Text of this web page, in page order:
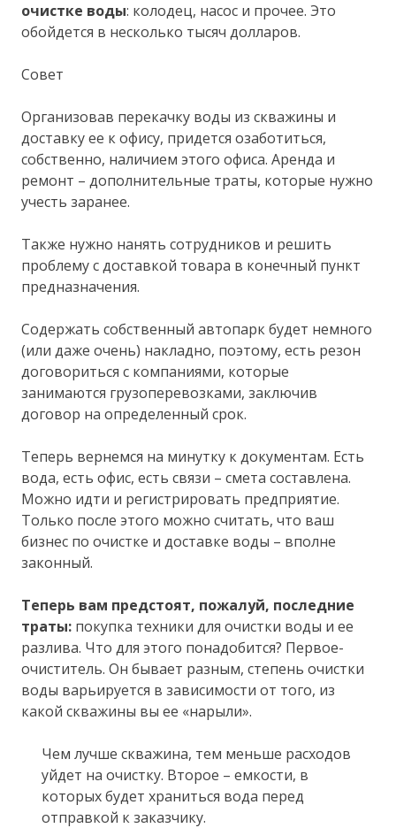
очистке воды: колодец, насос и прочее. Это
обойдется в несколько тысяч долларов.
Совет
Организовав перекачку воды из скважины и
доставку ее к офису, придется озаботиться,
собственно, наличием этого офиса. Аренда и
ремонт – дополнительные траты, которые нужно
учесть заранее.
Также нужно нанять сотрудников и решить
проблему с доставкой товара в конечный пункт
предназначения.
Содержать собственный автопарк будет немного
(или даже очень) накладно, поэтому, есть резон
договориться с компаниями, которые
занимаются грузоперевозками, заключив
договор на определенный срок.
Теперь вернемся на минутку к документам. Есть
вода, есть офис, есть связи – смета составлена.
Можно идти и регистрировать предприятие.
Только после этого можно считать, что ваш
бизнес по очистке и доставке воды – вполне
законный.
Теперь вам предстоят, пожалуй, последние
траты: покупка техники для очистки воды и ее
разлива. Что для этого понадобится? Первое-
очиститель. Он бывает разным, степень очистки
воды варьируется в зависимости от того, из
какой скважины вы ее «нарыли».
Чем лучше скважина, тем меньше расходов
уйдет на очистку. Второе – емкости, в
которых будет храниться вода перед
отправкой к заказчику.